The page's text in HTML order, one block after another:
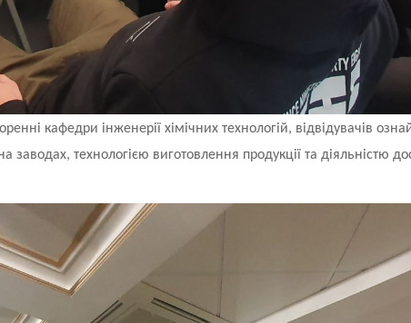
кафедри інженерії хімічних технологій, відвідувачів
технологією виготовлення продукції та діяльністю